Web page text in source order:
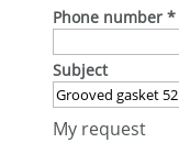
Phone number *
Subject
My request